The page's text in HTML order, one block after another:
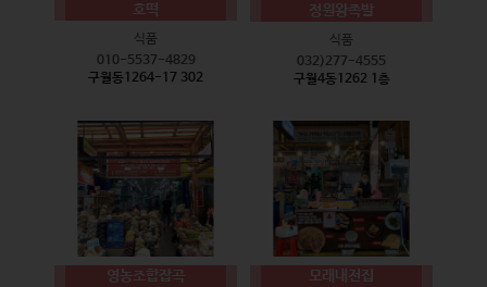
호떡
식품
010-5537-4829
구월동1264-17 302
정원왕족발
식품
032)277-4555
구월4동1262 1층
영농조합잡곡 모래내전집